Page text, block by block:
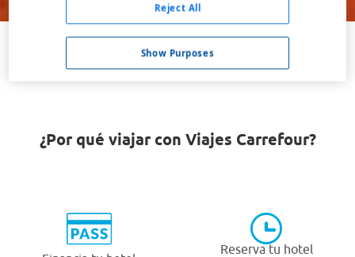
VER TODOS LOS HOTELES BARATOS EN BRIDGETON
¿Por qué viajar con Viajes Carrefour?
Reserva tu hotel
Show Purposes
Reject All